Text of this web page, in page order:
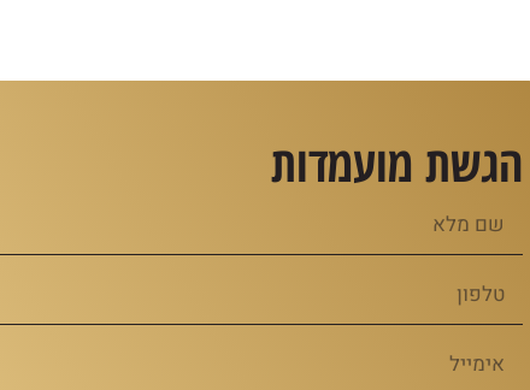
הגשת מועמדות